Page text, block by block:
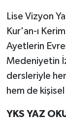
Lise Vizyon
Kur'an-ı
Ayetlerin
Medeniyetin
dersleriyle
hem de
YKS YAZ